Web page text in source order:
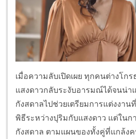
เมื่อความลับเปิดเผย ทุกคนต่างโก
แสงดาวกลับระงับอารมณ์ได้จนน่า
กังสดาลไปช่วยเตรียมการแต่งงาน
พิธีระหว่างปุริมกับแสงดาว แต่ในก
กังสดาล ตามแผนของทั้งคู่ที่แกล้ง